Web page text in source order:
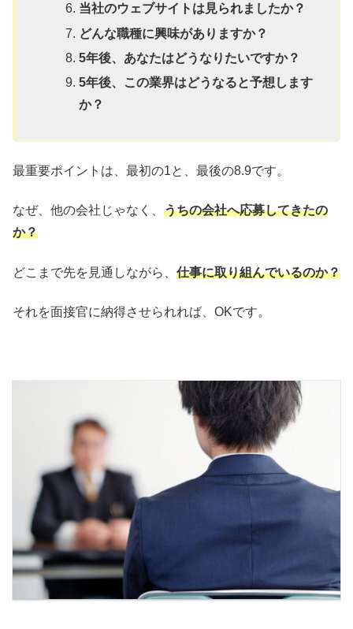
当社のウェブサイトは見られましたか？
どんな職種に興味がありますか？
5年後、あなたはどうなりたいですか？
5年後、この業界はどうなると予想します
か？
最重要ポイントは、最初の1と、最後の8.9です。
なぜ、他の会社じゃなく、 うちの会社へ応募してきたの
か？
どこまで先を見通しながら、 仕事に取り組んでいるのか？
それを面接官に納得させられれば、OKです。